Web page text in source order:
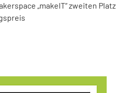
„makeIT“ zweiten Platz